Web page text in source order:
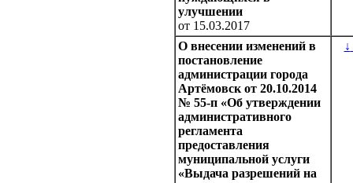
улучшении
от 15.03.2017
О внесении изменений в
постановление
администрации города
Артёмовск от 20.10.2014
№ 55-п «Об утверждении
административного
регламента
предоставления
муниципальной услуги
«Выдача разрешений на
↓